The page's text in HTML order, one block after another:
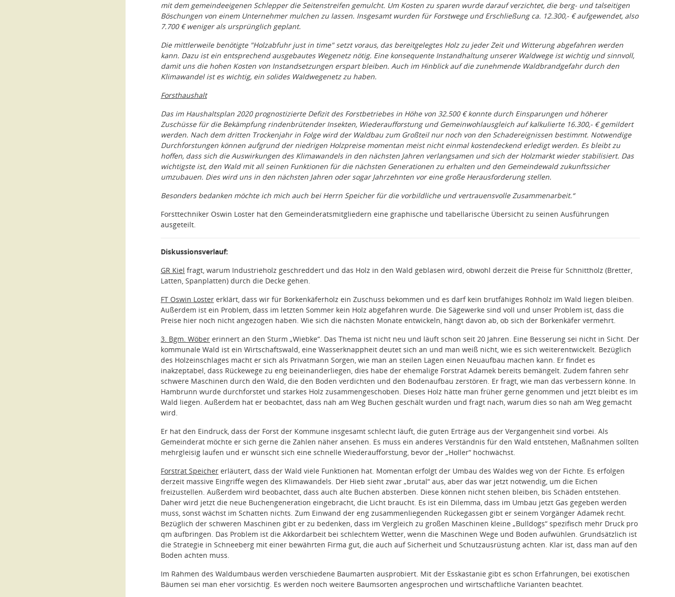
mit dem gemeindeeigenen Schlepper die Seitenstreifen gemulcht. Um Kosten zu sparen wurde darauf verzichtet, die berg- und talseitigen
Böschungen von einem Unternehmer mulchen zu lassen. Insgesamt wurden für Forstwege und Erschließung ca. 12.300,- € aufgewendet, also
7.700 € weniger als ursprünglich geplant.
Die mittlerweile benötigte "Holzabfuhr just in time" setzt voraus, das bereitgelegtes Holz zu jeder Zeit und Witterung abgefahren werden
kann. Dazu ist ein entsprechend ausgebautes Wegenetz nötig. Eine konsequente Instandhaltung unserer Waldwege ist wichtig und sinnvoll,
damit uns die hohen Kosten von Instandsetzungen erspart bleiben. Auch im Hinblick auf die zunehmende Waldbrandgefahr durch den
Klimawandel ist es wichtig, ein solides Waldwegenetz zu haben.
Forsthaushalt
Das im Haushaltsplan 2020 prognostizierte Defizit des Forstbetriebes in Höhe von 32.500 € konnte durch Einsparungen und höherer
Zuschüsse für die Bekämpfung rindenbrütender Insekten, Wiederaufforstung und Gemeinwohlausgleich auf kalkulierte 16.300,- € gemildert
werden. Nach dem dritten Trockenjahr in Folge wird der Waldbau zum Großteil nur noch von den Schadereignissen bestimmt. Notwendige
Durchforstungen können aufgrund der niedrigen Holzpreise momentan meist nicht einmal kostendeckend erledigt werden. Es bleibt zu
hoffen, dass sich die Auswirkungen des Klimawandels in den nächsten Jahren verlangsamen und sich der Holzmarkt wieder stabilisiert. Das
wichtigste ist, den Wald mit all seinen Funktionen für die nächsten Generationen zu erhalten und den Gemeindewald zukunftssicher
umzubauen. Dies wird uns in den nächsten Jahren oder sogar Jahrzehnten vor eine große Herausforderung stellen.
Besonders bedanken möchte ich mich auch bei Herrn Speicher für die vorbildliche und vertrauensvolle Zusammenarbeit.“
Forsttechniker Oswin Loster hat den Gemeinderatsmitgliedern eine graphische und tabellarische Übersicht zu seinen Ausführungen
ausgeteilt.
Diskussionsverlauf:
GR Kiel fragt, warum Industrieholz geschreddert und das Holz in den Wald geblasen wird, obwohl derzeit die Preise für Schnittholz (Bretter,
Latten, Spanplatten) durch die Decke gehen.
FT Oswin Loster erklärt, dass wir für Borkenkäferholz ein Zuschuss bekommen und es darf kein brutfähiges Rohholz im Wald liegen bleiben.
Außerdem ist ein Problem, dass im letzten Sommer kein Holz abgefahren wurde. Die Sägewerke sind voll und unser Problem ist, dass die
Preise hier noch nicht angezogen haben. Wie sich die nächsten Monate entwickeln, hängt davon ab, ob sich der Borkenkäfer vermehrt.
3. Bgm. Wöber erinnert an den Sturm „Wiebke“. Das Thema ist nicht neu und läuft schon seit 20 Jahren. Eine Besserung sei nicht in Sicht. Der
kommunale Wald ist ein Wirtschaftswald, eine Wasserknappheit deutet sich an und man weiß nicht, wie es sich weiterentwickelt. Bezüglich
des Holzeinschlages macht er sich als Privatmann Sorgen, wie man an steilen Lagen einen Neuaufbau machen kann. Er findet es
inakzeptabel, dass Rückewege zu eng beieinanderliegen, dies habe der ehemalige Forstrat Adamek bereits bemängelt. Zudem fahren sehr
schwere Maschinen durch den Wald, die den Boden verdichten und den Bodenaufbau zerstören. Er fragt, wie man das verbessern könne. In
Hambrunn wurde durchforstet und starkes Holz zusammengeschoben. Dieses Holz hätte man früher gerne genommen und jetzt bleibt es im
Wald liegen. Außerdem hat er beobachtet, dass nah am Weg Buchen geschält wurden und fragt nach, warum dies so nah am Weg gemacht
wird.
Er hat den Eindruck, dass der Forst der Kommune insgesamt schlecht läuft, die guten Erträge aus der Vergangenheit sind vorbei. Als
Gemeinderat möchte er sich gerne die Zahlen näher ansehen. Es muss ein anderes Verständnis für den Wald entstehen, Maßnahmen sollten
mehrgleisig laufen und er wünscht sich eine schnelle Wiederaufforstung, bevor der „Holler“ hochwächst.
Forstrat Speicher erläutert, dass der Wald viele Funktionen hat. Momentan erfolgt der Umbau des Waldes weg von der Fichte. Es erfolgen
derzeit massive Eingriffe wegen des Klimawandels. Der Hieb sieht zwar „brutal“ aus, aber das war jetzt notwendig, um die Eichen
freizustellen. Außerdem wird beobachtet, dass auch alte Buchen absterben. Diese können nicht stehen bleiben, bis Schäden entstehen.
Daher wird jetzt die neue Buchengeneration eingebracht, die Licht braucht. Es ist ein Dilemma, dass im Umbau jetzt Gas gegeben werden
muss, sonst wächst im Schatten nichts. Zum Einwand der eng zusammenliegenden Rückegassen gibt er seinem Vorgänger Adamek recht.
Bezüglich der schweren Maschinen gibt er zu bedenken, dass im Vergleich zu großen Maschinen kleine „Bulldogs“ spezifisch mehr Druck pro
qm aufbringen. Das Problem ist die Akkordarbeit bei schlechtem Wetter, wenn die Maschinen Wege und Boden aufwühlen. Grundsätzlich ist
die Strategie in Schneeberg mit einer bewährten Firma gut, die auch auf Sicherheit und Schutzausrüstung achten. Klar ist, dass man auf den
Boden achten muss.
Im Rahmen des Waldumbaus werden verschiedene Baumarten ausprobiert. Mit der Esskastanie gibt es schon Erfahrungen, bei exotischen
Bäumen sei man eher vorsichtig. Es werden noch weitere Baumsorten angesprochen und wirtschaftliche Varianten beachtet.